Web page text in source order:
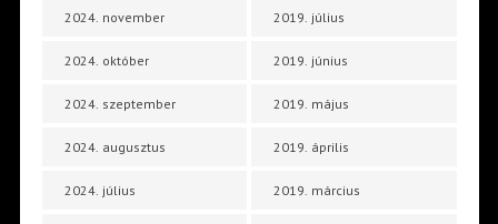
2024. november
2024. október
2024. szeptember
2024. augusztus
2024. július
2019. július
2019. június
2019. május
2019. április
2019. március